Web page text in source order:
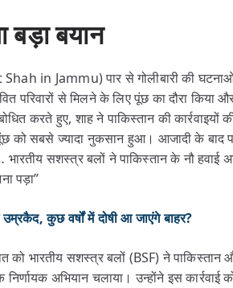
बड़ा बयान
in Jammu) पार से गोलीबारी की
परिवारों से मिलने के लिए पूंछ का दौरा किया
करते हुए, शाह ने पाकिस्तान की
को सबसे ज्यादा नुकसान हुआ। आजादी के बाद
सशस्त्र बलों ने पाकिस्तान के नौ हवाई
पड़ा”
कुछ वर्षों में दोषी आ जाएंगे बाहर?
को भारतीय सशस्त्र बलों (BSF) ने
अभियान चलाया। उन्होंने इस